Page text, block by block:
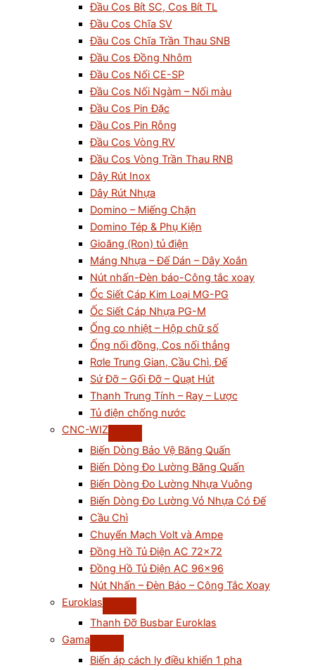
Đầu Cos Bít SC, Cos Bít TL
Đầu Cos Chĩa SV
Đầu Cos Chĩa Trần Thau SNB
Đầu Cos Đồng Nhôm
Đầu Cos Nối CE-SP
Đầu Cos Nối Ngàm – Nối màu
Đầu Cos Pin Đặc
Đầu Cos Pin Rỗng
Đầu Cos Vòng RV
Đầu Cos Vòng Trần Thau RNB
Dây Rút Inox
Dây Rút Nhựa
Domino – Miếng Chặn
Domino Tép & Phụ Kiện
Gioăng (Ron) tủ điện
Máng Nhựa – Đế Dán – Dây Xoắn
Nút nhấn-Đèn báo-Công tắc xoay
Ốc Siết Cáp Kim Loại MG-PG
Ốc Siết Cáp Nhựa PG-M
Ống co nhiệt – Hộp chữ số
Ống nối đồng, Cos nối thẳng
Rơle Trung Gian, Cầu Chì, Đế
Sứ Đỡ – Gối Đỡ – Quạt Hút
Thanh Trung Tính – Ray – Lược
Tủ điện chống nước
CNC-WIZ
Biến Dòng Bảo Vệ Băng Quấn
Biến Dòng Đo Lường Băng Quấn
Biến Dòng Đo Lường Nhựa Vuông
Biến Dòng Đo Lường Vỏ Nhựa Có Đế
Cầu Chì
Chuyển Mạch Volt và Ampe
Đồng Hồ Tủ Điện AC 72×72
Đồng Hồ Tủ Điện AC 96×96
Nút Nhấn – Đèn Báo – Công Tắc Xoay
Euroklas
Thanh Đỡ Busbar Euroklas
Gama
Biến áp cách ly điều khiển 1 pha